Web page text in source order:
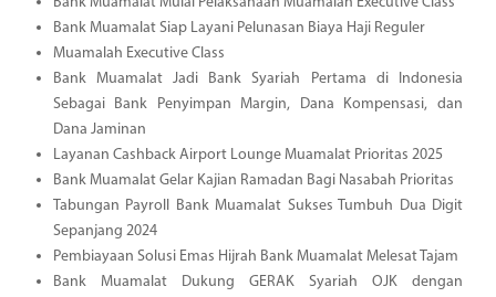
Bank Muamalat Siap Layani Pelunasan Biaya Haji Reguler
Muamalah Executive Class
Bank Muamalat Jadi Bank Syariah Pertama di Indonesia
Sebagai Bank Penyimpan Margin, Dana Kompensasi, dan
Dana Jaminan
Layanan Cashback Airport Lounge Muamalat Prioritas 2025
Bank Muamalat Gelar Kajian Ramadan Bagi Nasabah Prioritas
Tabungan Payroll Bank Muamalat Sukses Tumbuh Dua Digit
Sepanjang 2024
Pembiayaan Solusi Emas Hijrah Bank Muamalat Melesat Tajam
Bank Muamalat Dukung GERAK Syariah OJK dengan